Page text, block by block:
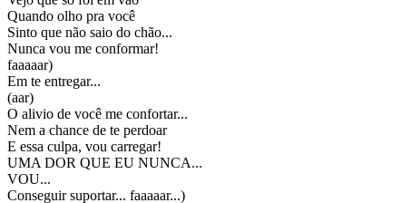
Quando olho pra você
Sinto que não saio do chão...
Nunca vou me conformar!
faaaaar)
Em te entregar...
(aar)
O alivio de você me confortar...
Nem a chance de te perdoar
E essa culpa, vou carregar!
UMA DOR QUE EU NUNCA...
VOU...
Conseguir suportar... faaaaar...)